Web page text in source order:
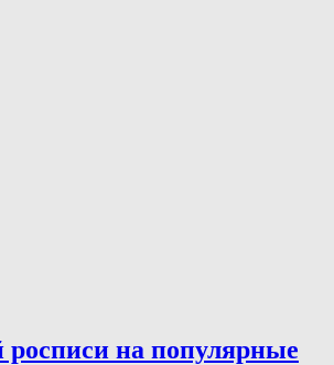
на популярные